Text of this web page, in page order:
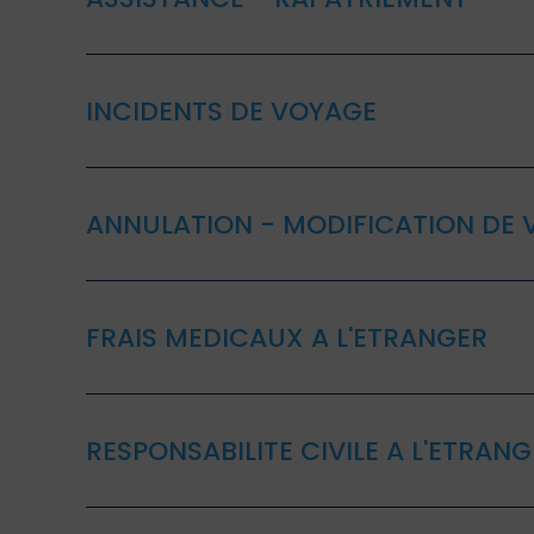
INCIDENTS DE VOYAGE
ANNULATION - MODIFICATION DE
FRAIS MEDICAUX A L'ETRANGER
RESPONSABILITE CIVILE A